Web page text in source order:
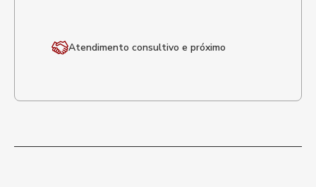
Atendimento consultivo e próximo